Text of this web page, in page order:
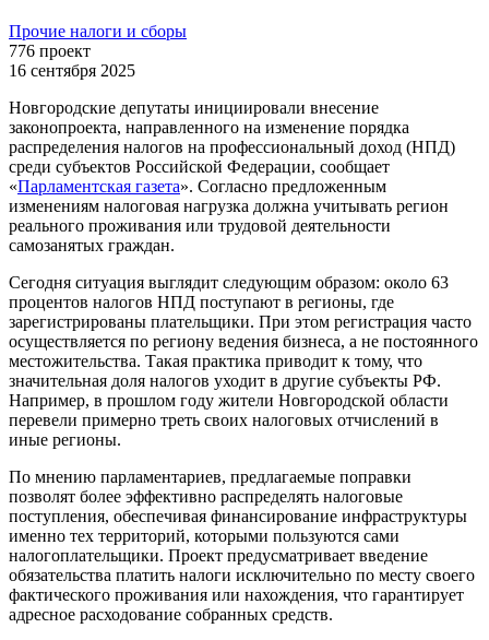
Прочие налоги и сборы
776 проект
16 сентября 2025
Новгородские депутаты инициировали внесение
законопроекта, направленного на изменение порядка
распределения налогов на профессиональный доход (НПД)
среди субъектов Российской Федерации, сообщает
«Парламентская газета». Согласно предложенным
изменениям налоговая нагрузка должна учитывать регион
реального проживания или трудовой деятельности
самозанятых граждан.
Сегодня ситуация выглядит следующим образом: около 63
процентов налогов НПД поступают в регионы, где
зарегистрированы плательщики. При этом регистрация часто
осуществляется по региону ведения бизнеса, а не постоянного
местожительства. Такая практика приводит к тому, что
значительная доля налогов уходит в другие субъекты РФ.
Например, в прошлом году жители Новгородской области
перевели примерно треть своих налоговых отчислений в
иные регионы.
По мнению парламентариев, предлагаемые поправки
позволят более эффективно распределять налоговые
поступления, обеспечивая финансирование инфраструктуры
именно тех территорий, которыми пользуются сами
налогоплательщики. Проект предусматривает введение
обязательства платить налоги исключительно по месту своего
фактического проживания или нахождения, что гарантирует
адресное расходование собранных средств.